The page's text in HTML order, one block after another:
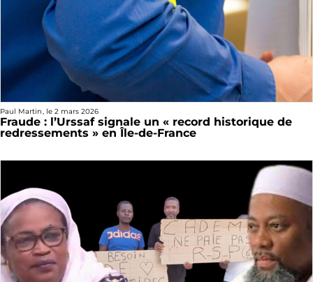
Paul Martin, le 2 mars 2026
Fraude : l’Urssaf signale un « record historique de
redressements » en Île-de-France